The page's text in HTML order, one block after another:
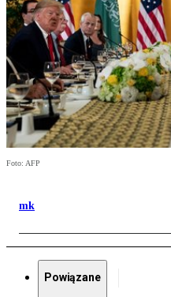
Foto: AFP
mk
Powiązane